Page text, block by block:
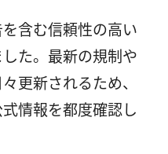
含む信頼性の高い
た。最新の規制や
更新されるため、
情報を都度確認し